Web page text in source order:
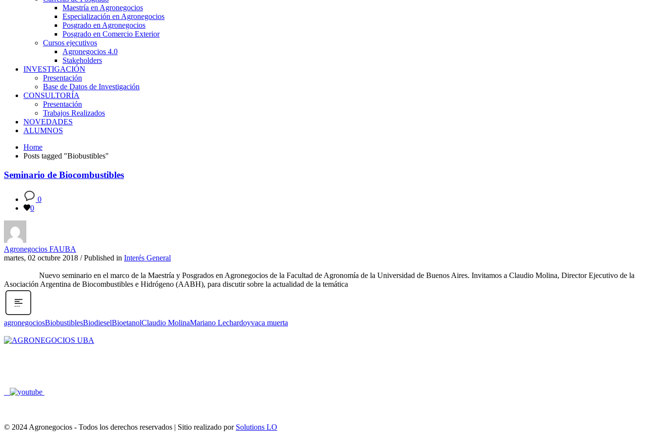
Maestría en Agronegocios
Especialización en Agronegocios
Posgrado en Agronegocios
Posgrado en Comercio Exterior
Cursos ejecutivos
Agronegocios 4.0
Stakeholders
INVESTIGACIÓN
Presentación
Base de Datos de Investigación
CONSULTORÍA
Presentación
Trabajos Realizados
NOVEDADES
ALUMNOS
Home
Posts tagged "Biobustibles"
Seminario de Biocombustibles
0
0
Agronegocios FAUBA
martes, 02 octubre 2018 / Published in Interés General
Nuevo seminario en el marco de la Maestría y Posgrados en Agronegocios de la Facultad de Agronomía de la Universidad de Buenos Aires. Invitamos a Claudio Molina, Director Ejecutivo de la
Asociación Argentina de Biocombustibles e Hidrógeno (AABH), para discutir sobre la actualidad de la temática
agronegociosBiobustiblesBiodieselBioetanolClaudio MolinaMariano Lechardoyvaca muerta
© 2024 Agronegocios - Todos los derechos reservados | Sitio realizado por Solutions LO